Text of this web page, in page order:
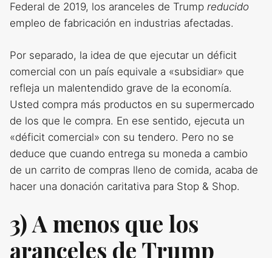
Federal de 2019, los aranceles de Trump reducido
empleo de fabricación en industrias afectadas.
Por separado, la idea de que ejecutar un déficit
comercial con un país equivale a «subsidiar» que
refleja un malentendido grave de la economía.
Usted compra más productos en su supermercado
de los que le compra. En ese sentido, ejecuta un
«déficit comercial» con su tendero. Pero no se
deduce que cuando entrega su moneda a cambio
de un carrito de compras lleno de comida, acaba de
hacer una donación caritativa para Stop & Shop.
3) A menos que los
aranceles de Trump